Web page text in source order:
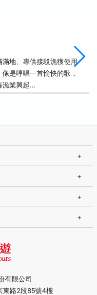
地、專供接駁漁獲使用
是哼唱一首愉快的歌，
漁業興起…
有限公司
東路2段85號4樓